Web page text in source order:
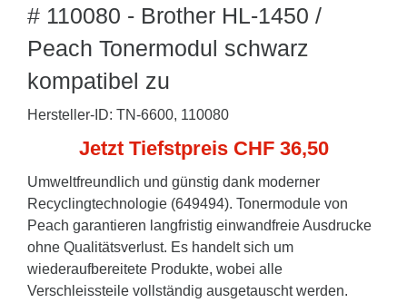
# 110080 - Brother HL-1450 /
Peach Tonermodul schwarz
kompatibel zu
Hersteller-ID: TN-6600, 110080
Jetzt Tiefstpreis CHF 36,50
Umweltfreundlich und günstig dank moderner
Recyclingtechnologie (649494). Tonermodule von
Peach garantieren langfristig einwandfreie Ausdrucke
ohne Qualitätsverlust. Es handelt sich um
wiederaufbereitete Produkte, wobei alle
Verschleissteile vollständig ausgetauscht werden.